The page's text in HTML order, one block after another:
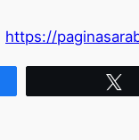
https://